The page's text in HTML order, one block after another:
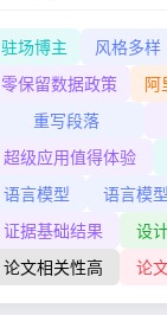
驻场博主 风格多样
零保留数据政策
阿
重写段落
超级应用值得体验
语言模型
语言模型
证据基础结果
设
论文相关性高
论